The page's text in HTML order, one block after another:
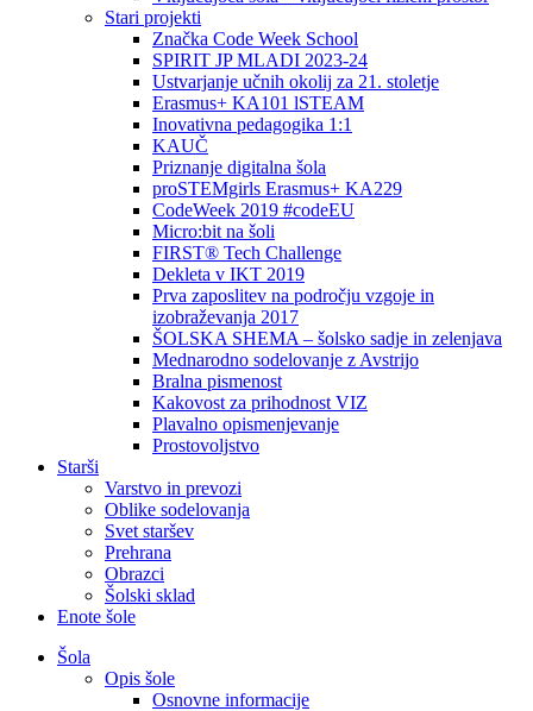
Stari projekti
Značka Code Week School
SPIRIT JP MLADI 2023-24
Ustvarjanje učnih okolij za 21. stoletje
Erasmus+ KA101 lSTEAM
Inovativna pedagogika 1:1
KAUČ
Priznanje digitalna šola
proSTEMgirls Erasmus+ KA229
CodeWeek 2019 #codeEU
Micro:bit na šoli
FIRST® Tech Challenge
Dekleta v IKT 2019
Prva zaposlitev na področju vzgoje in
izobraževanja 2017
ŠOLSKA SHEMA – šolsko sadje in zelenjava
Mednarodno sodelovanje z Avstrijo
Bralna pismenost
Kakovost za prihodnost VIZ
Plavalno opismenjevanje
Prostovoljstvo
Starši
Varstvo in prevozi
Oblike sodelovanja
Svet staršev
Prehrana
Obrazci
Šolski sklad
Enote šole
Šola
Opis šole
Osnovne informacije